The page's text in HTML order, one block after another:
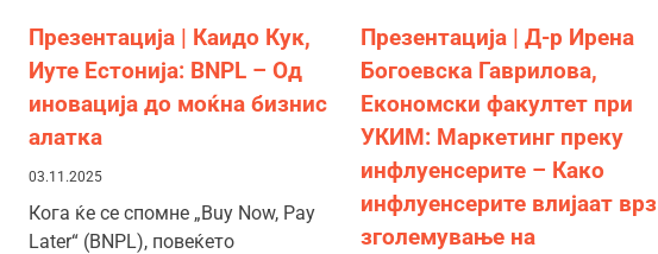
Презентација | Каидо Кук,
Иуте Естонија: BNPL – Од
иновација до моќна бизнис
алатка
03.11.2025
Кога ќе се спомне „Buy Now, Pay
Later“ (BNPL), повеќето
Презентација | Д-р Ирена
Богоевска Гаврилова,
Економски факултет при
УКИМ: Маркетинг преку
инфлуенсерите – Како
инфлуенсерите влијаат врз
зголемување на